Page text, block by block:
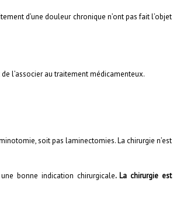
d’une douleur chronique n’ont pas fait l’objet
l’associer au traitement médicamenteux.
soit pas laminectomies. La chirurgie n’est
bonne indication chirurgicale. La chirurgie est